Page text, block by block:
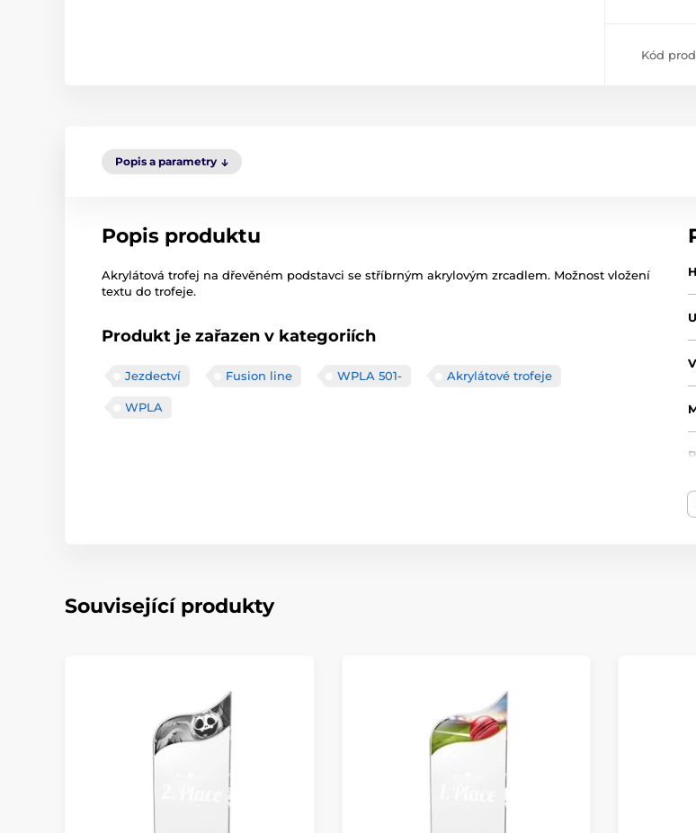
Kód
Popis a parametry
Popis produktu
Akrylátová trofej na dřevěném podstavci se stříbrným akrylovým zrcadlem. Možnost vložení
textu do trofeje.
Produkt je zařazen v kategoriích
Jezdectví Fusion line WPLA 501- Akrylátové trofeje
WPLA
Související produkty